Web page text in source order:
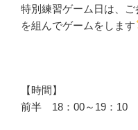
特別練習ゲーム日は、
を組んでゲームをします
【時間】
前半 18：00～19：